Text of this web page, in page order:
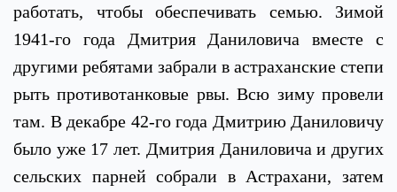
работать, чтобы обеспечивать семью. Зимой
1941-го года Дмитрия Даниловича вместе с
другими ребятами забрали в астраханские степи
рыть противотанковые рвы. Всю зиму провели
там. В декабре 42-го года Дмитрию Даниловичу
было уже 17 лет. Дмитрия Даниловича и других
сельских парней собрали в Астрахани, затем